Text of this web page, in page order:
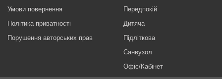
Умови повернення
Політика приватності
Порушення авторських прав
Передпокій
Дитяча
Підліткова
Санвузол
Офіс/Кабінет